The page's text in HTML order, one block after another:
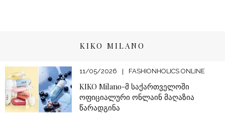
KIKO MILANO
11/05/2026 FASHIONHOLICS ONLINE
KIKO Milano-მ საქართველოში
ოფიციალური ონლაინ მაღაზია
წარადგინა